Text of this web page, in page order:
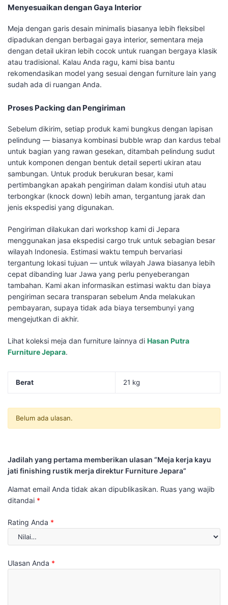
Menyesuaikan dengan Gaya Interior
Meja dengan garis desain minimalis biasanya lebih fleksibel
dipadukan dengan berbagai gaya interior, sementara meja
dengan detail ukiran lebih cocok untuk ruangan bergaya klasik
atau tradisional. Kalau Anda ragu, kami bisa bantu
rekomendasikan model yang sesuai dengan furniture lain yang
sudah ada di ruangan Anda.
Proses Packing dan Pengiriman
Sebelum dikirim, setiap produk kami bungkus dengan lapisan
pelindung — biasanya kombinasi bubble wrap dan kardus tebal
untuk bagian yang rawan gesekan, ditambah pelindung sudut
untuk komponen dengan bentuk detail seperti ukiran atau
sambungan. Untuk produk berukuran besar, kami
pertimbangkan apakah pengiriman dalam kondisi utuh atau
terbongkar (knock down) lebih aman, tergantung jarak dan
jenis ekspedisi yang digunakan.
Pengiriman dilakukan dari workshop kami di Jepara
menggunakan jasa ekspedisi cargo truk untuk sebagian besar
wilayah Indonesia. Estimasi waktu tempuh bervariasi
tergantung lokasi tujuan — untuk wilayah Jawa biasanya lebih
cepat dibanding luar Jawa yang perlu penyeberangan
tambahan. Kami akan informasikan estimasi waktu dan biaya
pengiriman secara transparan sebelum Anda melakukan
pembayaran, supaya tidak ada biaya tersembunyi yang
mengejutkan di akhir.
Lihat koleksi meja dan furniture lainnya di Hasan Putra
Furniture Jepara.
Berat 21 kg
Belum ada ulasan.
Jadilah yang pertama memberikan ulasan “Meja kerja kayu
jati finishing rustik merja direktur Furniture Jepara”
Alamat email Anda tidak akan dipublikasikan. Ruas yang wajib
ditandai *
Rating Anda *
Ulasan Anda *